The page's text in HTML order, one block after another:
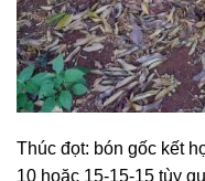
Thúc đọt: bón gốc kết
10 hoặc 15-15-15 tùy